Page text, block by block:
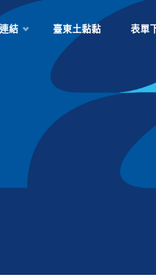
結 臺東土黏黏 表單